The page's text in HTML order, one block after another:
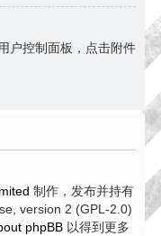
户控制面板，点击附件
制作，发布并持有
version 2 (GPL-2.0)
phpBB 以得到更多